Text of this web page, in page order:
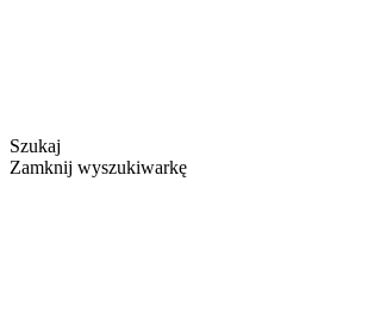
Szukaj
Zamknij wyszukiwarkę